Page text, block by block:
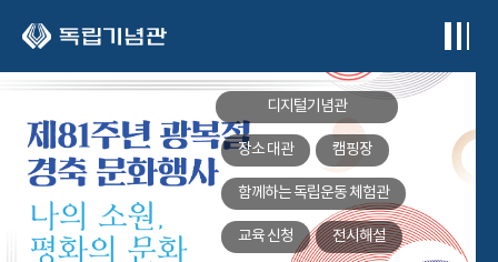
디지털기념관
장소 대관 캠핑장
함께하는독립운동 체험관
교육 신청 전시해설